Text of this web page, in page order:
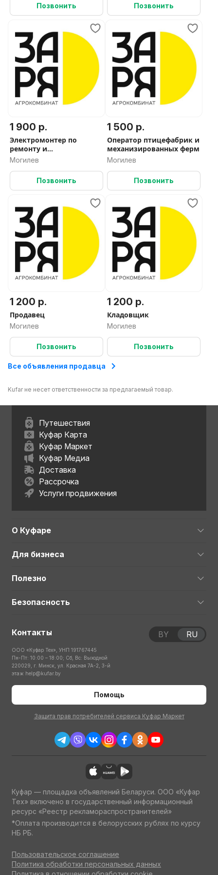
Позвонить Позвонить
1 900 р.
Электромонтер по
ремонту и
обслуживанию
Могилев
Позвонить
1 500 р.
Оператор птицефабрик и
механизированных ферм
Могилев
Позвонить
1 200 р.
Продавец
Могилев
Позвонить
1 200 р.
Кладовщик
Могилев
Позвонить
Все объявления продавца
Kufar не несет ответственности за предлагаемый товар.
Путешествия
Куфар Карта
Куфар Маркет
Куфар Медиа
Доставка
Рассрочка
Услуги продвижения
О Куфаре
Для бизнеса
Полезно
Безопасность
Контакты
ООО «Куфар Тех», УНП 191767445
Пн-Пт: 10:00 – 18:00; Сб, Вс: Выходной
220029, г. Минск, ул. Красная 7А-2, 3-й
этаж help@kufar.by
Помощь
Защита прав потребителей сервиса Куфар Маркет
BY RU
Куфар — площадка объявлений Беларуси. ООО «Куфар
Тех» включено в государственный информационный
ресурс «Реестр рекламораспространителей»
*Оплата производится в белорусских рублях по курсу
НБ РБ.
Пользовательское соглашение
Политика обработки персональных данных